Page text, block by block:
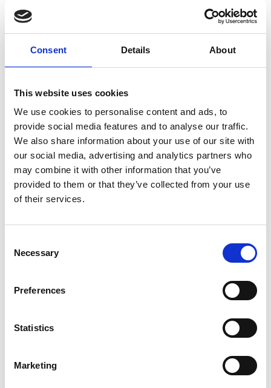
Consent Details About
This website uses cookies
We use cookies to personalise content and ads, to
provide social media features and to analyse our traffic.
We also share information about your use of our site with
our social media, advertising and analytics partners who
may combine it with other information that you’ve
provided to them or that they’ve collected from your use
of their services.
Selection
Necessary
Preferences
Statistics
Marketing
Batteri
1 x 3,7 V Li-Ion-batteri (850
mAh), laddas via medföljande
Höjd (mm) 119
Räckvidd (m) 0,05-60
Temperaturområde (°C) Drift 0 till +40
Tolerans (mm)
Våglängd (nm) 635
Vikt (kg)